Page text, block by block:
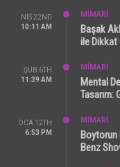
NIS 22ND
10:11 AM
MİMARİ
Başak
ile Dikkat
ŞUB 6TH
11:39 AM
MİMARİ
Mental
Tasarım:
OCA 12TH
6:53 PM
MİMARİ
Boytorun
Benz